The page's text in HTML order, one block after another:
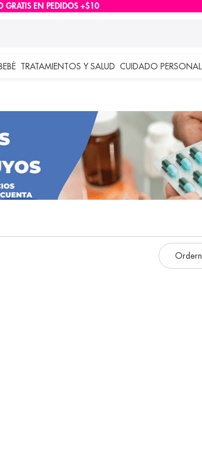
GRATIS EN PEDIDOS +$10
TRATAMIENTOS Y SALUD CUIDADO PERSONAL